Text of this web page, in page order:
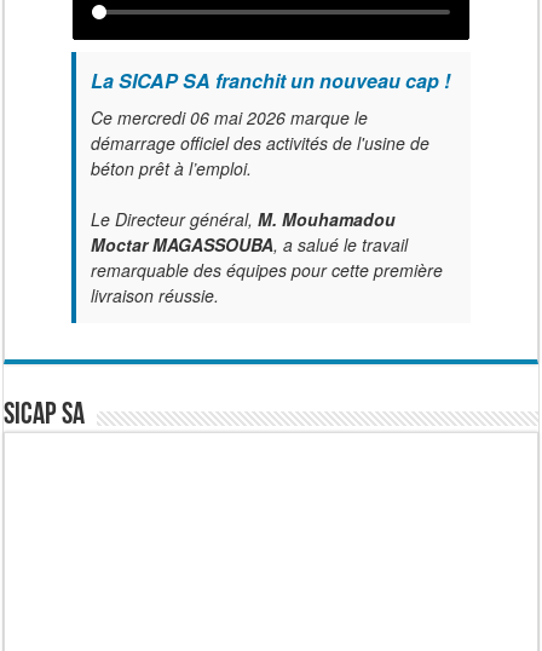
La SICAP SA franchit un nouveau cap !
Ce mercredi 06 mai 2026 marque le
démarrage officiel des activités de l'usine de
béton prêt à l’emploi.
Le Directeur général, M. Mouhamadou
Moctar MAGASSOUBA, a salué le travail
remarquable des équipes pour cette première
livraison réussie.
SICAP SA